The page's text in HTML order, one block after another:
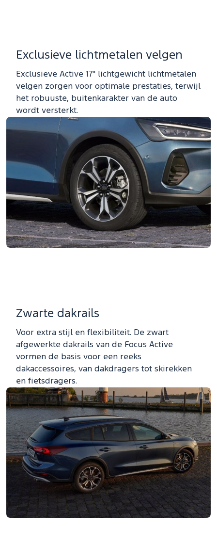
Exclusieve lichtmetalen velgen
Exclusieve Active 17" lichtgewicht lichtmetalen
velgen zorgen voor optimale prestaties, terwijl
het robuuste, buitenkarakter van de auto
wordt versterkt.
Zwarte dakrails
Voor extra stijl en flexibiliteit. De zwart
afgewerkte dakrails van de Focus Active
vormen de basis voor een reeks
dakaccessoires, van dakdragers tot skirekken
en fietsdragers.